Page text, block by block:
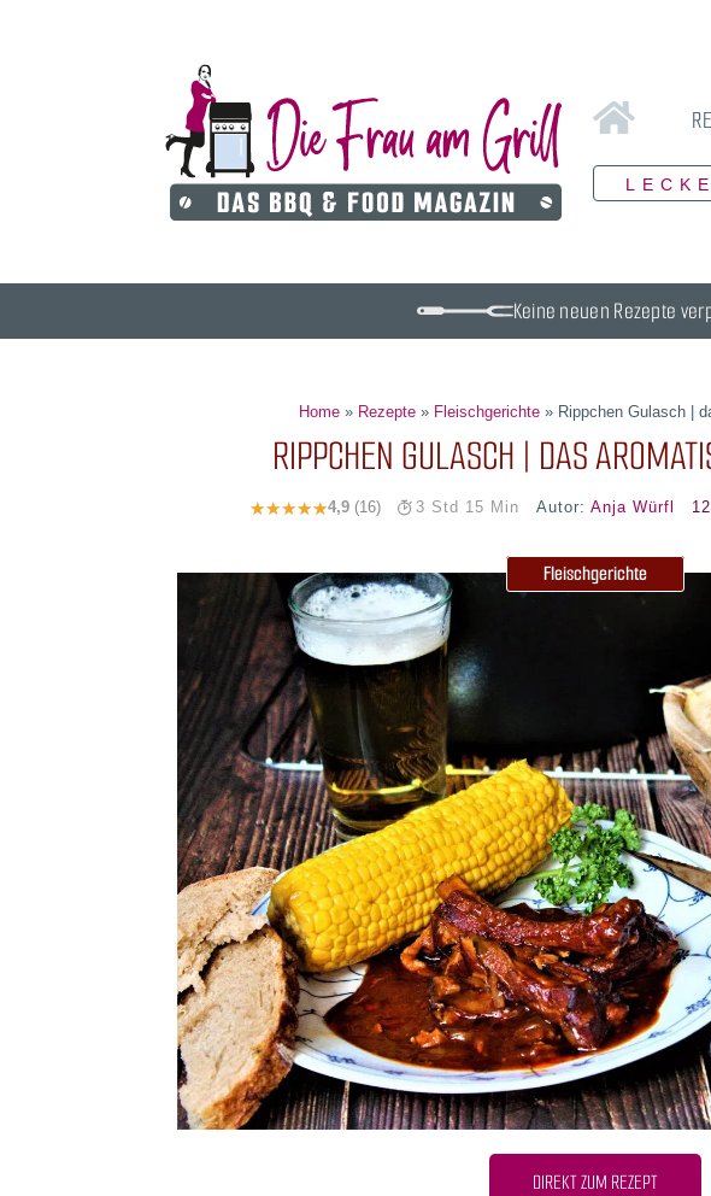
Keine neuen Rezepte
Home » Rezepte » Fleischgerichte » Rippchen Gulasch |
RIPPCHEN GULASCH | DAS
4,9 (16) 3 Std 15 Min Autor:Anja Würfl
Fleischgerichte
DIREKT ZUM REZEPT